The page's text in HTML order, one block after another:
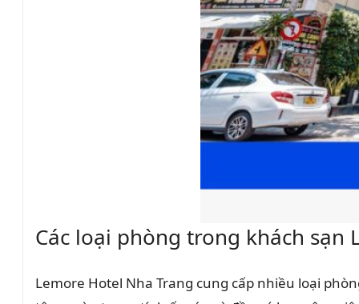
Các loại phòng trong khách sạn
Lemore Hotel Nha Trang cung cấp nhiều loại